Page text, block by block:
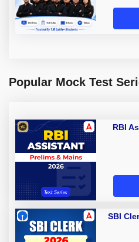
Popular Mock Test
RBI
SBI